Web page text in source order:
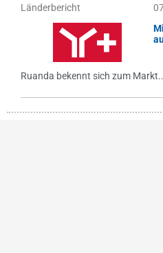
Länderbericht
Ruanda bekennt sich zum